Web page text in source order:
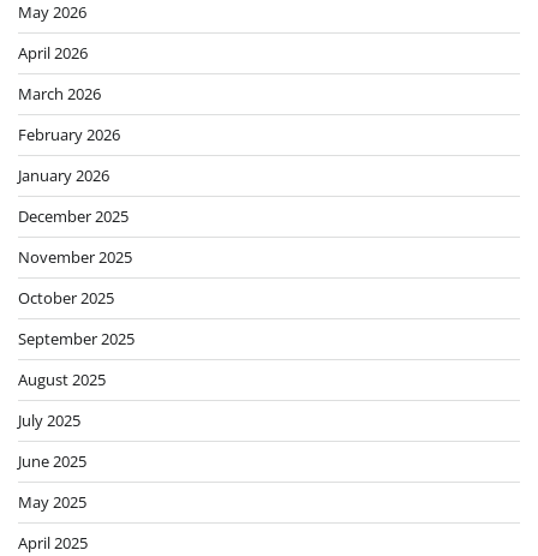
May 2026
April 2026
March 2026
February 2026
January 2026
December 2025
November 2025
October 2025
September 2025
August 2025
July 2025
June 2025
May 2025
April 2025